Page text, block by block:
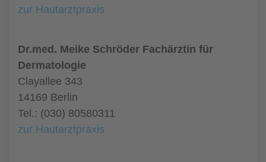
zur Hautarztpraxis
Dr.med. Meike Schröder Fachärztin für
Dermatologie
Clayallee 343
14169 Berlin
Tel.: (030) 80580311
zur Hautarztpraxis